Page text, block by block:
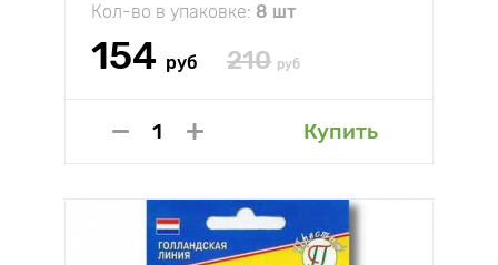
Кол-во в упаковке: 8 шт
154 руб 210 руб
Купить